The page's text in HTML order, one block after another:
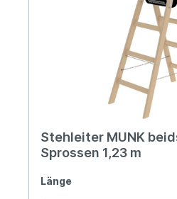
Stehleiter MUNK
Sprossen 1,23 m
Länge